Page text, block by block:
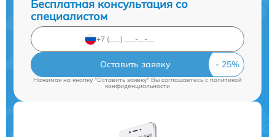
Бесплатная консультация со
специалистом
Оставить заявку
Нажимая на кнопку "Оставить заявку" Вы соглашаетесь cполитикой
конфиденциальности